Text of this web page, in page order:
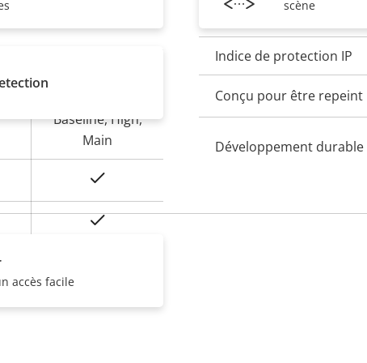
Baseline, High,
Main
Indice de protection IP
Conçu pour être repeint
Développement durable
scène
accès facile